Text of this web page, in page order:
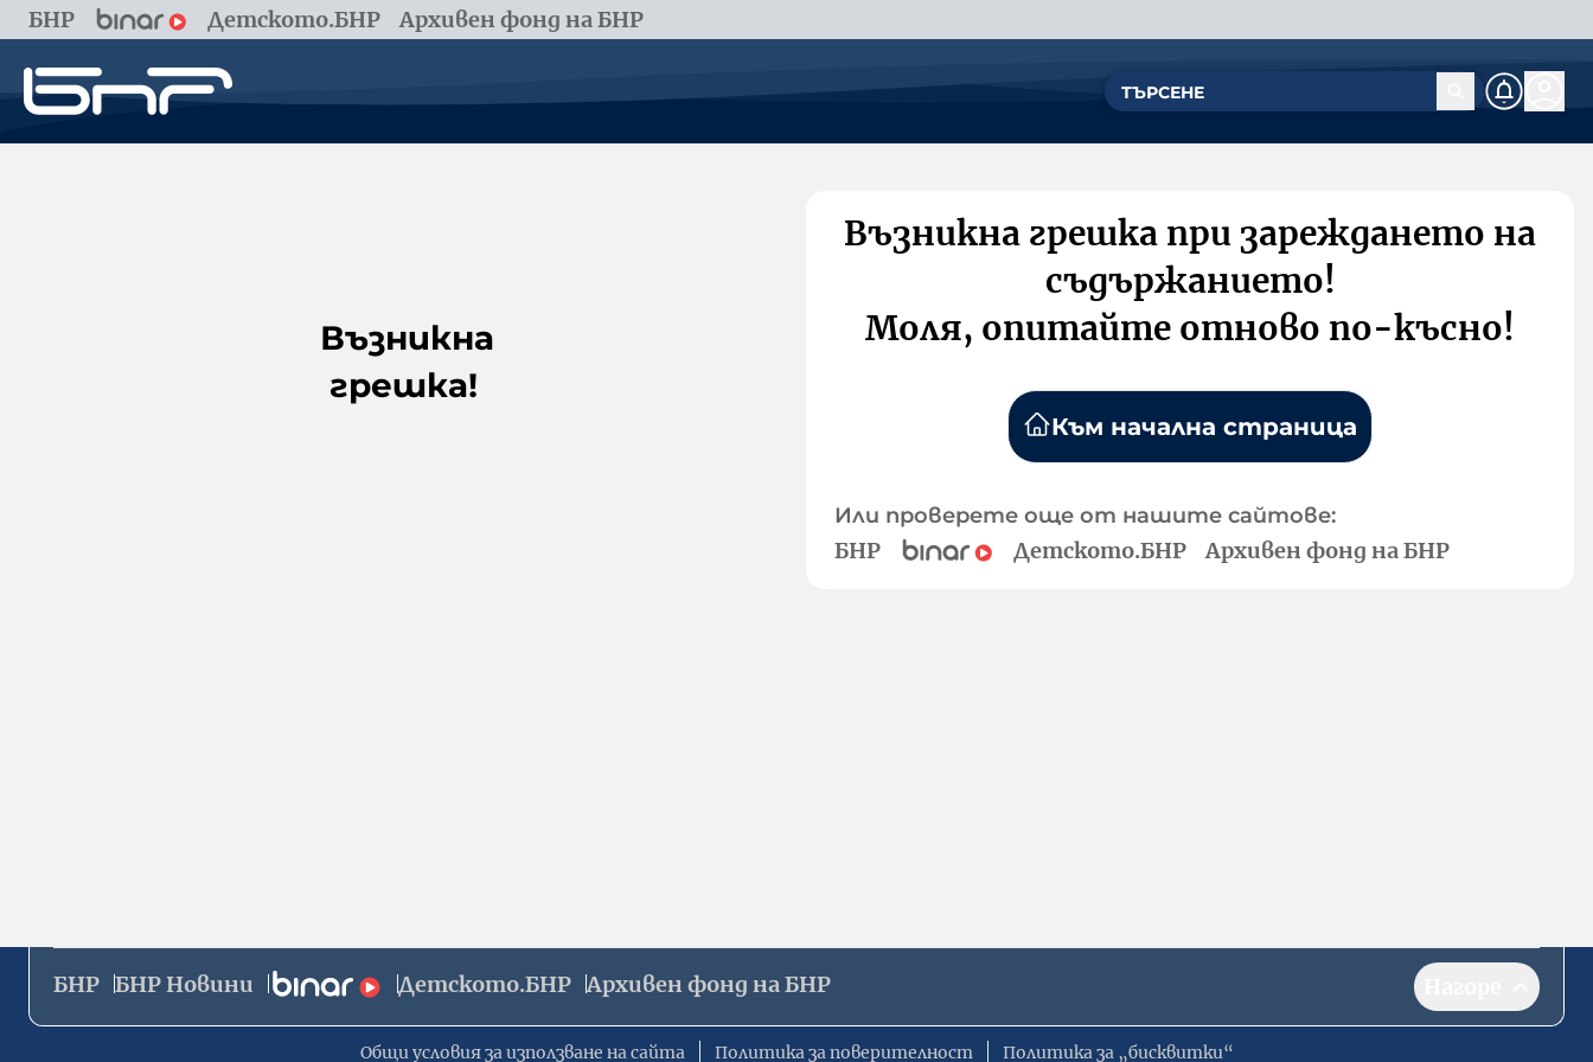
БНР Детското.БНР Архивен фонд на БНР
Възникна
грешка!
Възникна грешка при зареждането на
съдържанието!
Моля, опитайте отново по-късно!
Към начална страница
Или проверете още от нашите сайтове:
БНР Детското.БНР Архивен фонд на БНР
БНР БНР Новини Детското.БНР Архивен фонд на БНР
Общи условия за използване на сайта Политика за поверителност Политика за „бисквитки“